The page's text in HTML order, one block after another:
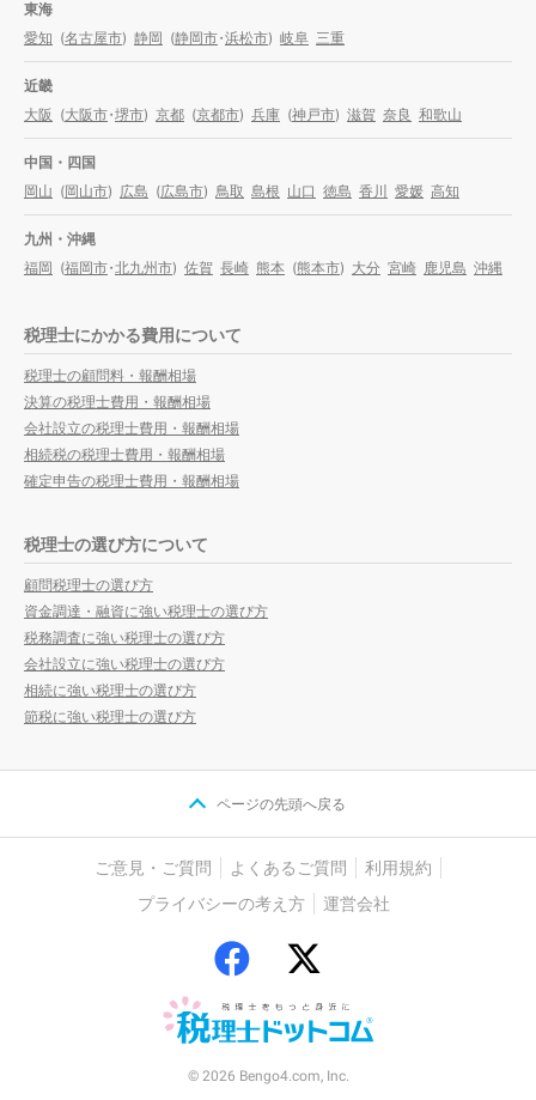
東海
愛知 (名古屋市) 静岡 (静岡市・浜松市) 岐阜 三重
近畿
大阪 (大阪市・堺市) 京都 (京都市) 兵庫 (神戸市) 滋賀 奈良 和歌山
中国・四国
岡山 (岡山市) 広島 (広島市) 鳥取 島根 山口 徳島 香川 愛媛 高知
九州・沖縄
福岡 (福岡市・北九州市) 佐賀 長崎 熊本 (熊本市) 大分 宮崎 鹿児島 沖縄
税理士にかかる費用について
税理士の顧問料・報酬相場
決算の税理士費用・報酬相場
会社設立の税理士費用・報酬相場
相続税の税理士費用・報酬相場
確定申告の税理士費用・報酬相場
税理士の選び方について
顧問税理士の選び方
資金調達・融資に強い税理士の選び方
税務調査に強い税理士の選び方
会社設立に強い税理士の選び方
相続に強い税理士の選び方
節税に強い税理士の選び方
ページの先頭へ戻る
ご意見・ご質問 よくあるご質問
利用規約
プライバシーの考え方
運営会社
© 2026 Bengo4.com, Inc.